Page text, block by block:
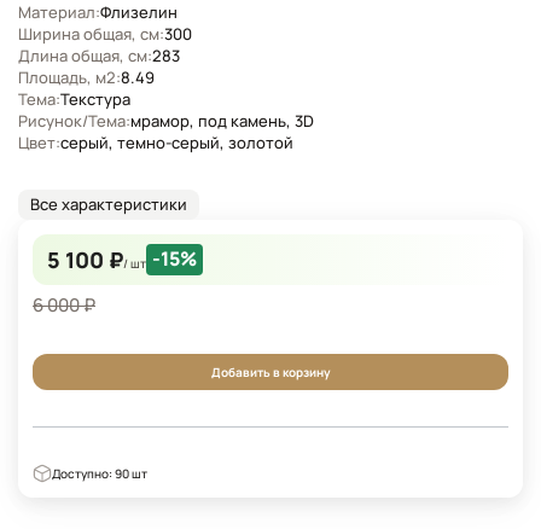
Материал:Флизелин
Ширина общая, см:300
Длина общая, см:283
Площадь, м2:8.49
Тема:Текстура
Рисунок/Тема:мрамор, под камень, 3D
Цвет:серый, темно-серый, золотой
Все характеристики
5 100 ₽/ шт -15%
6 000 ₽
Добавить в корзину
Доступно: 90 шт